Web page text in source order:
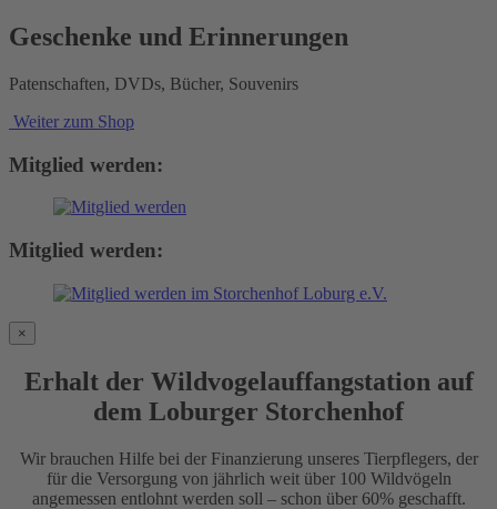
Geschenke und Erinnerungen
Patenschaften, DVDs, Bücher, Souvenirs
Weiter zum Shop
Mitglied werden:
Mitglied werden:
×
Erhalt der Wildvogelauffangstation auf
dem Loburger Storchenhof
Wir brauchen Hilfe bei der Finanzierung unseres Tierpflegers, der
für die Versorgung von jährlich weit über 100 Wildvögeln
angemessen entlohnt werden soll – schon über 60% geschafft.